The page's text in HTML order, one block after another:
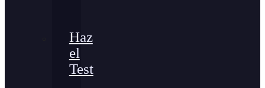
Haz
el
Test